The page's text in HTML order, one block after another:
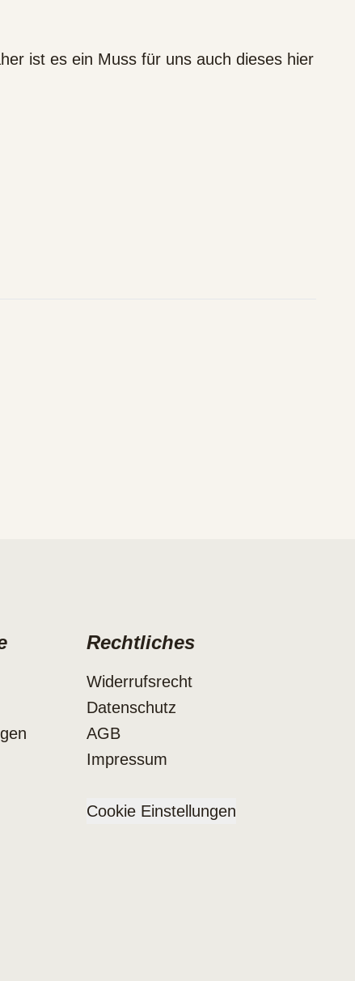
ist es ein Muss für uns auch dieses hier
Rechtliches
Widerrufsrecht
Datenschutz
AGB
Impressum
Cookie Einstellungen